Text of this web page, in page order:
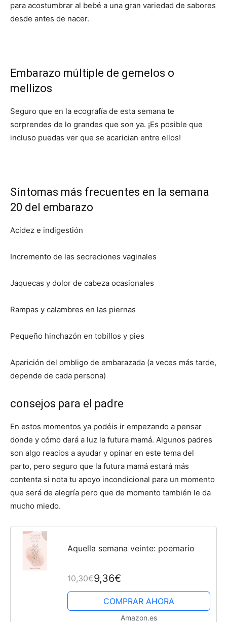
para acostumbrar al bebé a una gran variedad de sabores
desde antes de nacer.
Embarazo múltiple de gemelos o
mellizos
Seguro que en la ecografía de esta semana te
sorprendes de lo grandes que son ya. ¡Es posible que
incluso puedas ver que se acarician entre ellos!
Síntomas más frecuentes en la semana
20 del embarazo
Acidez e indigestión
Incremento de las secreciones vaginales
Jaquecas y dolor de cabeza ocasionales
Rampas y calambres en las piernas
Pequeño hinchazón en tobillos y pies
Aparición del ombligo de embarazada (a veces más tarde,
depende de cada persona)
consejos para el padre
En estos momentos ya podéis ir empezando a pensar
donde y cómo dará a luz la futura mamá. Algunos padres
son algo reacios a ayudar y opinar en este tema del
parto, pero seguro que la futura mamá estará más
contenta si nota tu apoyo incondicional para un momento
que será de alegría pero que de momento también le da
mucho miedo.
Aquella semana veinte: poemario
10,30€9,36€
COMPRAR AHORA
Amazon.es